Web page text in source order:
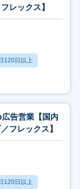
レックス】
120日以上
広告営業【国内
フレックス】
120日以上